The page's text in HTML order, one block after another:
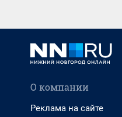
О компании
Реклама на сайте